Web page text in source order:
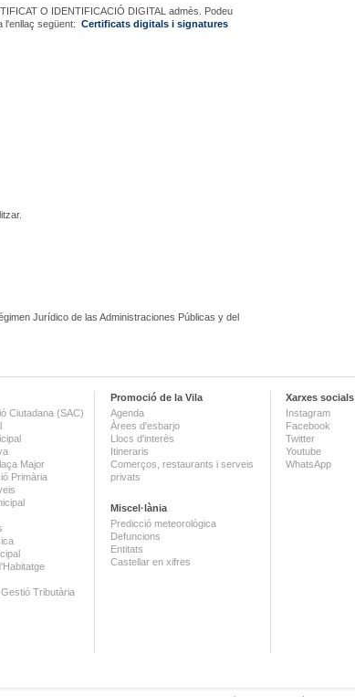
O IDENTIFICACIÓ DIGITAL admès. Podeu
l'enllaç següent: Certificats digitals i signatures
Jurídico de las Administraciones Públicas y del
Ciutadana (SAC)
Major
Primària
Tributària
Promoció de la Vila
Agenda
Àrees d'esbarjo
Llocs d'interès
Itineraris
Comerços, restaurants i serveis
privats
Miscel·lània
Predicció meteorològica
Defuncions
Entitats
Castellar en xifres
Xarxes socials
Instagram
Facebook
Twitter
Youtube
WhatsApp